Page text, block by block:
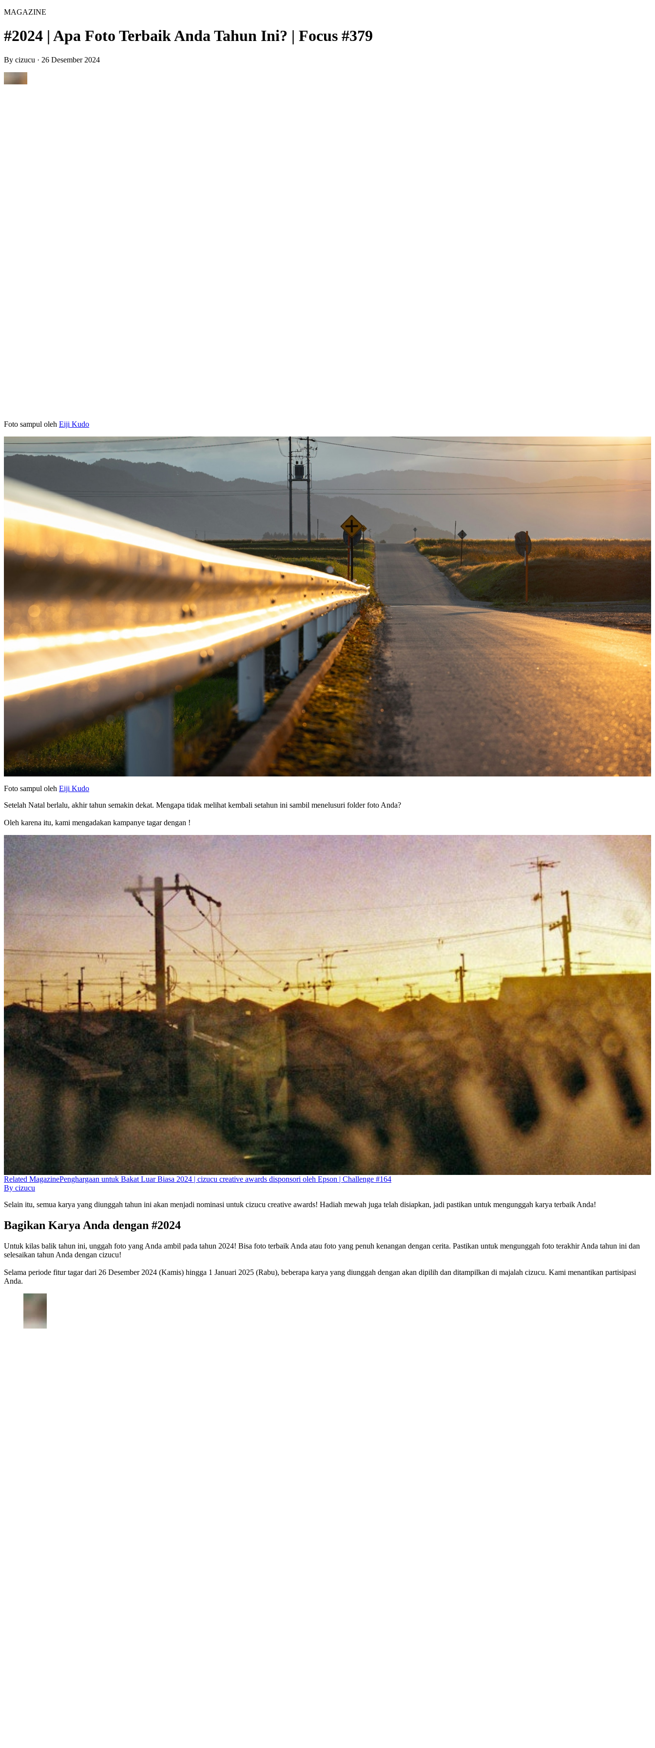
MAGAZINE
#2024 | Apa Foto Terbaik Anda Tahun Ini? | Focus #379
By cizucu · 26 Desember 2024
Foto sampul oleh Eiji Kudo
Foto sampul oleh Eiji Kudo
Setelah Natal berlalu, akhir tahun semakin dekat. Mengapa tidak melihat kembali setahun ini sambil menelusuri folder foto Anda?
Oleh karena itu, kami mengadakan kampanye tagar dengan !
Related MagazinePenghargaan untuk Bakat Luar Biasa 2024 | cizucu creative awards disponsori oleh Epson | Challenge #164
By cizucu
Selain itu, semua karya yang diunggah tahun ini akan menjadi nominasi untuk cizucu creative awards! Hadiah mewah juga telah disiapkan, jadi pastikan untuk mengunggah karya terbaik Anda!
Bagikan Karya Anda dengan #2024
Untuk kilas balik tahun ini, unggah foto yang Anda ambil pada tahun 2024! Bisa foto terbaik Anda atau foto yang penuh kenangan dengan cerita. Pastikan untuk mengunggah foto terakhir Anda tahun ini dan
selesaikan tahun Anda dengan cizucu!
Selama periode fitur tagar dari 26 Desember 2024 (Kamis) hingga 1 Januari 2025 (Rabu), beberapa karya yang diunggah dengan akan dipilih dan ditampilkan di majalah cizucu. Kami menantikan partisipasi
Anda.